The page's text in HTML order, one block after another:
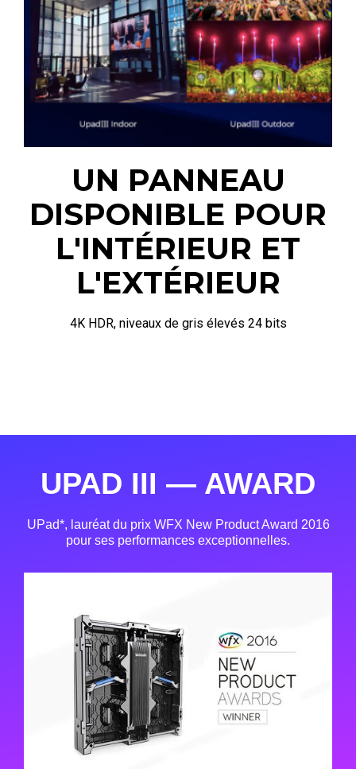
UN PANNEAU
DISPONIBLE POUR
L'INTÉRIEUR ET
L'EXTÉRIEUR
4K HDR, niveaux de gris élevés 24 bits
UPAD III — AWARD
UPad*, lauréat du prix WFX New Product Award 2016
pour ses performances exceptionnelles.